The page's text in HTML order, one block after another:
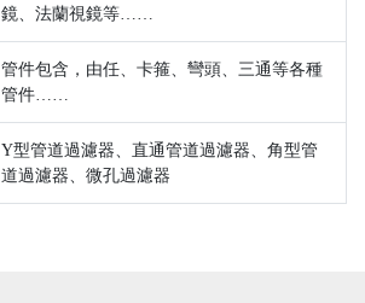
鏡、法蘭視鏡等……
管件包含，由任、卡箍、彎頭、三通等各種
管件……
Y型管道過濾器、直通管道過濾器、角型管
道過濾器、微孔過濾器